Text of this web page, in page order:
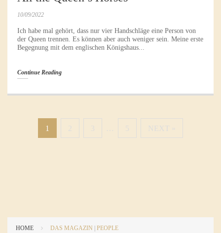
10/09/2022
Ich habe mal gehört, dass nur vier Handschläge eine Person von
der Queen trennen. Es können aber auch weniger sein. Meine erste
Begegnung mit dem englischen Königshaus...
Continue Reading
1 3 5 NEXT »
HOME DAS MAGAZIN PEOPLE